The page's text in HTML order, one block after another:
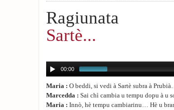
Ragiunata
Sartè...
00:00
Maria : O beddi, si vedi à Sartè subra à
Marcedda : Sai chì cambia u tempu dopu à
Maria : Innò, hè tempu cambiarinu… Hè u